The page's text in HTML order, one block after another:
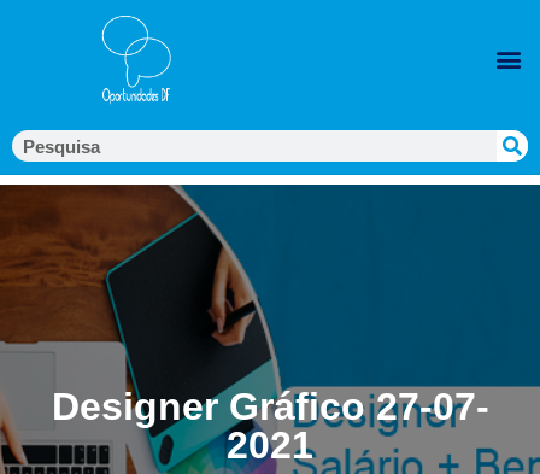
Designer Gráfico 27-07-
2021